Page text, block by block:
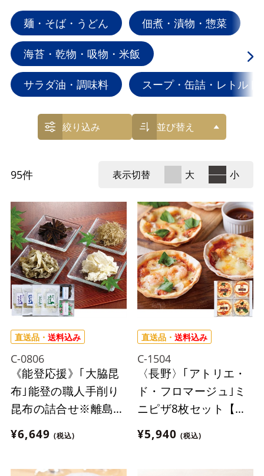
麺・そば・うどん 佃煮・漬物・惣菜
海苔・乾物・吸物・米飯
サラダ油・調味料 スープ・缶詰・レトルト
絞り込み 並び替え
95件 表示切替 大 小
直送品・ 送料込み
C-0806
《能登応援》｢大脇昆
布｣能登の職人手削り
昆布の詰合せ※離島に
はお届け出来ません。
¥6,649 (税込)
直送品・ 送料込み
C-1504
〈長野〉｢アトリエ・
ド・フロマージュ｣ミ
ニピザ8枚セット【冷
凍】※離島にはお届け
出来ません。
¥5,940 (税込)